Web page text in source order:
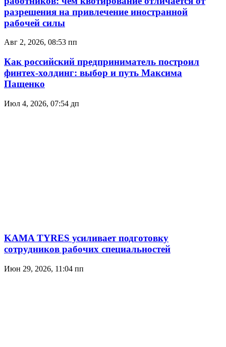
разрешения на привлечение иностранной
рабочей силы
Авг 2, 2026, 08:53 пп
Как российский предприниматель построил
финтех-холдинг: выбор и путь Максима
Пащенко
Июл 4, 2026, 07:54 дп
KAMA TYRES усиливает подготовку
сотрудников рабочих специальностей
Июн 29, 2026, 11:04 пп